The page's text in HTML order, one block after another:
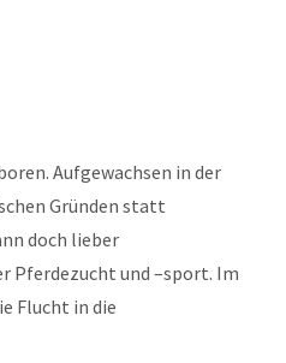
Aufgewachsen in der
Gründen statt
doch lieber
Pferdezucht und –sport. Im
Flucht in die